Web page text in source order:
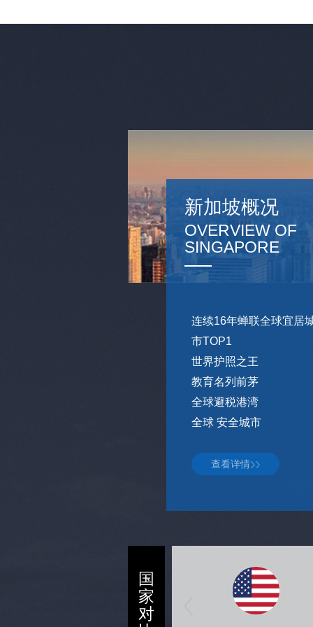
新加坡概况
OVERVIEW OF
SINGAPORE
连续16年蝉联全球宜居
市TOP1
世界护照之王
教育名列前茅
全球避税港湾
全球 安全城市
查看详情
国
家
对